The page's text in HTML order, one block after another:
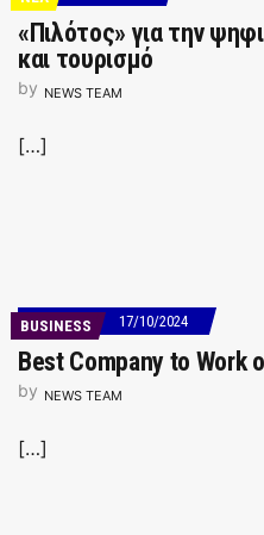
«Πιλότος» για την
και τουρισμό
by NEWS TEAM
[…]
BUSINESS 17/10/2024
Best Company to Work
by NEWS TEAM
[…]